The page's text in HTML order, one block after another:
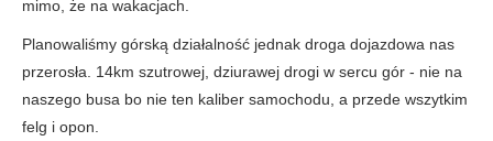
mimo, że na wakacjach.
Planowaliśmy górską działalność jednak droga dojazdowa nas
przerosła. 14km szutrowej, dziurawej drogi w sercu gór - nie na
naszego busa bo nie ten kaliber samochodu, a przede wszytkim
felg i opon.